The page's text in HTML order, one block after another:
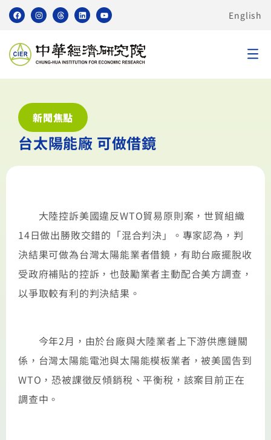
English
新聞焦點
台太陽能廠 可做借鏡
大陸控訴美國違反WTO貿易原則案，世貿組織
14日做出勝敗交錯的「混合判決」。專家認為，判
決結果可做為台灣太陽能業者借鏡，有助台廠擺脫收
受政府補貼的控訴，也鼓勵業者主動配合美方調查，
以爭取較有利的判決結果。
今年2月，由於台廠與大陸業者上下游供應鏈關
係，台灣太陽能電池與太陽能模板業者，被美國告到
WTO，恐被課徵反傾銷稅、平衡稅，該案目前正在
調查中。